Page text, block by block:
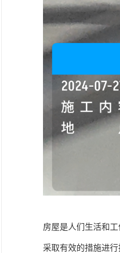
房屋是人们生活和
采取有效的措施进行